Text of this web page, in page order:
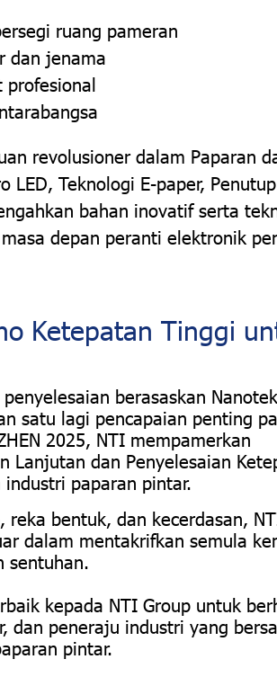
ruang pameran
dan jenama
profesional
revolusioner dalam Paparan
LED, Teknologi E-paper,
bahan inovatif serta
depan peranti elektronik
Ketepatan Tinggi
berasaskan
satu lagi pencapaian penting
2025, NTI mempamerkan
Lanjutan dan Penyelesaian
paparan pintar.
reka bentuk, dan kecerdasan,
dalam mentakrifkan semula
sentuhan.
kepada NTI Group untuk
dan peneraju industri yang
pintar.